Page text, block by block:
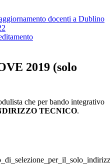
docenti a Dublino
2019 (solo
che per bando integrativo
TECNICO.